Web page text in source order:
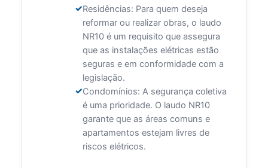
Residências: Para quem deseja
reformar ou realizar obras, o laudo
NR10 é um requisito que assegura
que as instalações elétricas estão
seguras e em conformidade com a
legislação.
Condomínios: A segurança coletiva
é uma prioridade. O laudo NR10
garante que as áreas comuns e
apartamentos estejam livres de
riscos elétricos.